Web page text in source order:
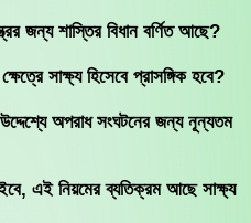
জন্য শাস্তির বিধান বর্ণিত আছে?
সাক্ষ্য হিসেবে প্রাসঙ্গিক হবে?
অপরাধ সংঘটনের জন্য নূন্যতম
এই নিয়মের ব্যতিক্রম আছে সাক্ষ্য